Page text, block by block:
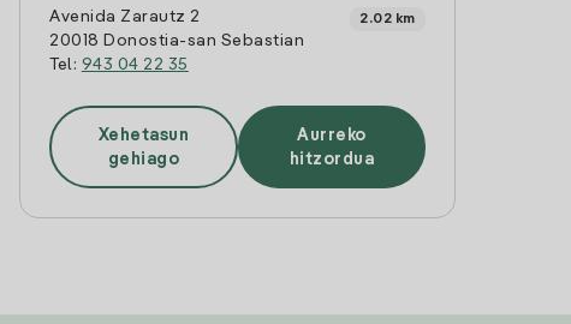
Avenida Zarautz 2
20018 Donostia-san Sebastian
Tel: 943 04 22 35
2.02 km
Xehetasun
gehiago
Aurreko
hitzordua